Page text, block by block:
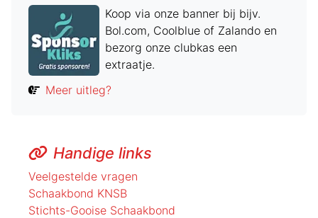
Koop via onze banner bij bijv.
Bol.com, Coolblue of Zalando en
bezorg onze clubkas een
extraatje.
Meer uitleg?
Handige links
Veelgestelde vragen
Schaakbond KNSB
Stichts-Gooise Schaakbond